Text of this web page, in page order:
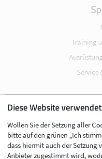
Training
Service
Cookie-
Diese Website
Wollen Sie der Setzung aller
bitte auf den grünen „Ich
dass hiermit auch der Setzung
Anbieter zugestimmt wird,